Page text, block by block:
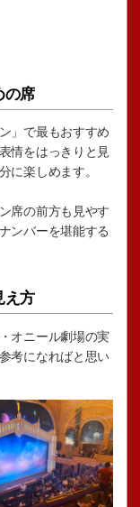
の席
」で最もおすすめ
情をはっきりと見
に楽しめます。
席の前方も見やす
ンバーを堪能する
え方
オニール劇場の実
考になればと思い